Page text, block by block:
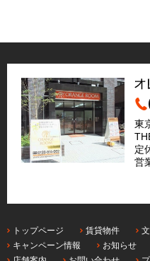
東
定
営
トップページ 賃貸物件
キャンペーン情報
お知らせ